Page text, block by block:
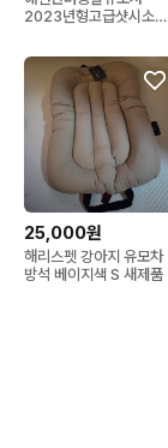
2023년형고급샷시소재
25,000원
해리스펫 강아지 유모차
방석 베이지색 S 새제품